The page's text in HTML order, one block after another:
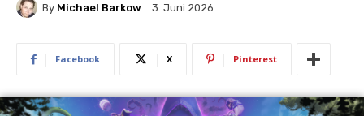
By Michael Barkow 3. Juni 2026
Facebook X Pinterest